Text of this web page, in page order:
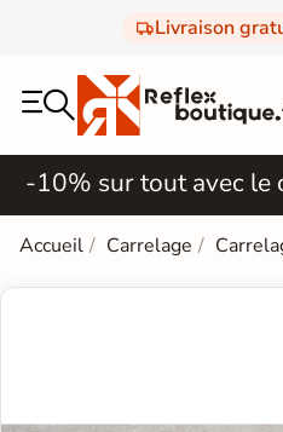
Livraison
-10% sur tout avec le
Accueil Carrelage